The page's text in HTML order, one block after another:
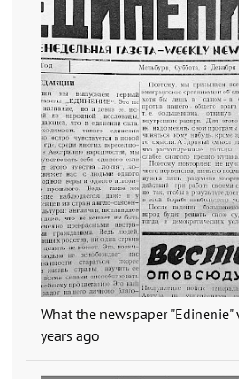
What the newspaper
years ago